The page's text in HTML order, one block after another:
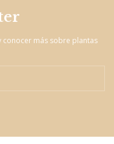
más sobre plantas